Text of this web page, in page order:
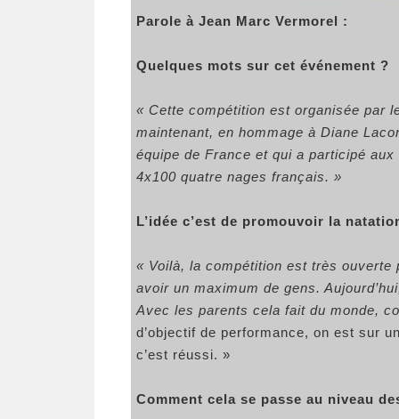
Parole à Jean Marc Vermorel :
Quelques mots sur cet événement ?
« Cette compétition est organisée par
maintenant, en hommage à Diane
équipe de France et qui a participé
4x100 quatre nages français. »
L’idée c’est de promouvoir la
« Voilà, la compétition est très ouverte
avoir un maximum de gens.
Avec les parents cela fait du monde,
d’objectif de performance, on est sur
c’est réussi. »
Comment cela se passe au niveau